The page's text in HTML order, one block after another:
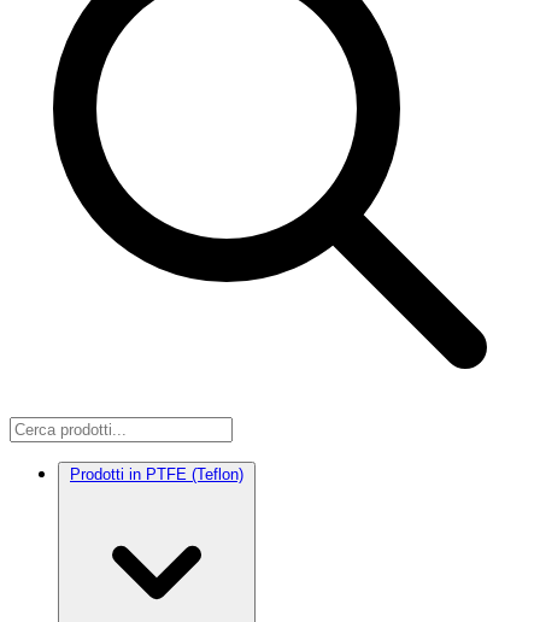
Prodotti in PTFE (Teflon)